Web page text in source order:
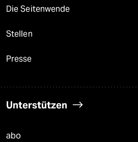
Die Seitenwende
Stellen
Presse
Unterstützen
abo